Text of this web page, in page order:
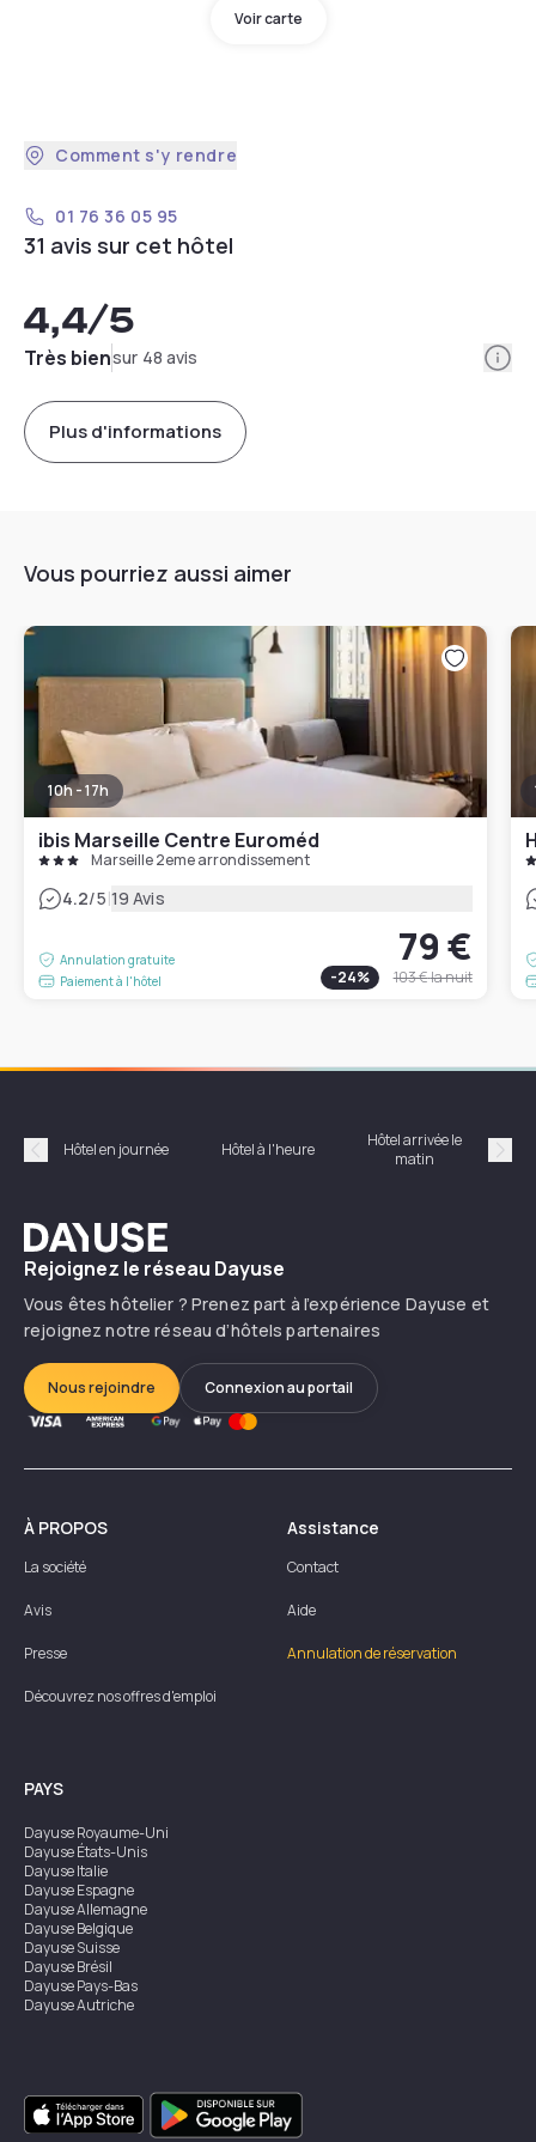
Voir carte
Comment s'y rendre
01 76 36 05 95
31 avis sur cet hôtel
4,4/5
Très biensur 48 avis
Plus d'informations
Vous pourriez aussi aimer
10h - 17h
ibis Marseille Centre Euroméd
Marseille 2eme arrondissement
4.2/5|19 Avis
Annulation gratuite
Paiement à l'hôtel
79 €
-24% 103 €la nuit
Précédent
Hôtel en journée Hôtel à l'heure
Hôtel arrivée le
matin
Dayuse
Rejoignez le réseau Dayuse
Vous êtes hôtelier ? Prenez part à l’expérience Dayuse et
rejoignez notre réseau d’hôtels partenaires
Nous rejoindre Connexion au portail
À PROPOS
La société
Avis
Presse
Découvrez nos offres d'emploi
Assistance
Contact
Aide
Annulation de réservation
PAYS
DayuseRoyaume-Uni
DayuseÉtats-Unis
DayuseItalie
DayuseEspagne
DayuseAllemagne
DayuseBelgique
DayuseSuisse
DayuseBrésil
DayusePays-Bas
DayuseAutriche
DayuseSingapour
DayuseSuède